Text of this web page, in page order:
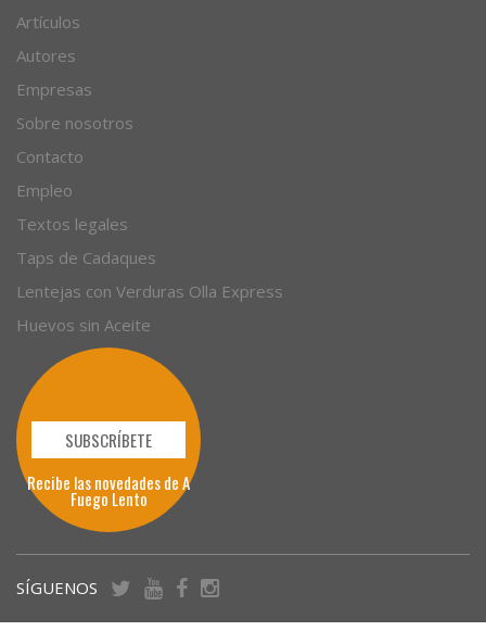
Artículos
Autores
Empresas
Sobre nosotros
Contacto
Empleo
Textos legales
Taps de Cadaques
Lentejas con Verduras Olla Express
Huevos sin Aceite
SUBSCRÍBETE
Recibe las novedades de A
Fuego Lento
SÍGUENOS